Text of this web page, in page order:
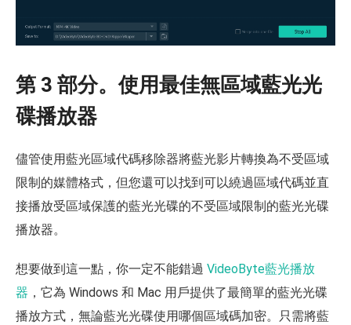
第 3 部分。使用最佳無區域藍光光
碟播放器
儘管使用藍光區域代碼移除器將藍光影片轉換為不受區域
限制的媒體格式，但您還可以找到可以繞過區域代碼並直
接播放受區域保護的藍光光碟的不受區域限制的藍光光碟
播放器。
想要做到這一點，你一定不能錯過 VideoByte藍光播放
器 ，它為 Windows 和 Mac 用戶提供了最簡單的藍光光碟
播放方式，無論藍光光碟使用哪個區域碼加密。只需將藍